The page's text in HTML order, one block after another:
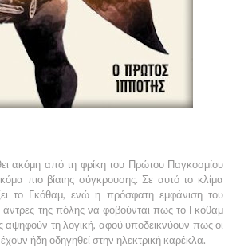
ακόμη από τη φρίκη του Πρώτου Παγκοσμίου
πιο βίαιης σύγκρουσης. Σε αυτό το κλίμα
το Γκόθαμ, ενώ η πρόσφατη εμφάνιση του
της πόλης να φοβούνται πως το Γκόθαμ
αψηφούν τη λογική, αφού υποδεικνύουν πως οι
ήδη οδηγηθεί στην ηλεκτρική καρέκλα.